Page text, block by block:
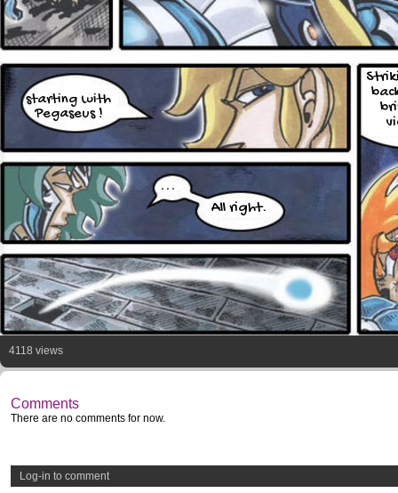
starting with
Pegaseus !
All right.
...
4118 views
Comments
There are no comments for now.
Log-in to comment